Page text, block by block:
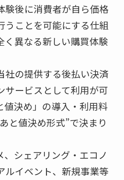
験後に消費者が自ら価格
うことを可能にする仕組
く異なる新しい購買体験
の提供する後払い決済
サービスとして利用が可
値決め」の導入・利用料
と値決め形式”で決まり
シェアリング・エコノ
ルイベント、新規事業等